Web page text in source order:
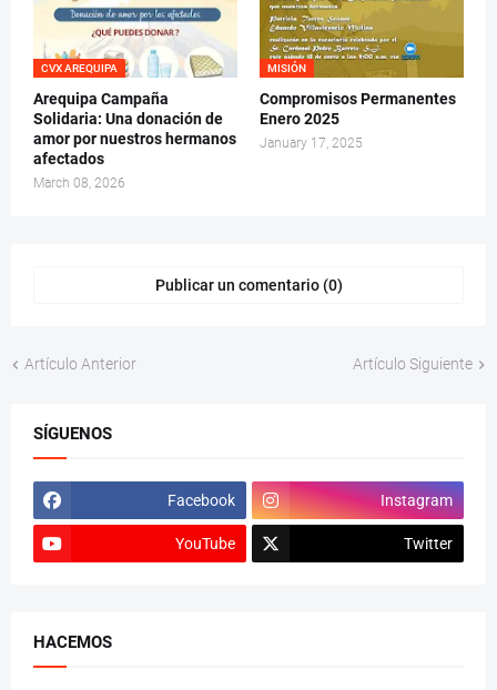
CVX AREQUIPA
Arequipa Campaña
Solidaria: Una donación de
amor por nuestros hermanos
afectados
March 08, 2026
MISIÓN
Compromisos Permanentes
Enero 2025
January 17, 2025
Publicar un comentario (0)
Artículo Anterior Artículo Siguiente
SÍGUENOS
Facebook Instagram
YouTube Twitter
HACEMOS